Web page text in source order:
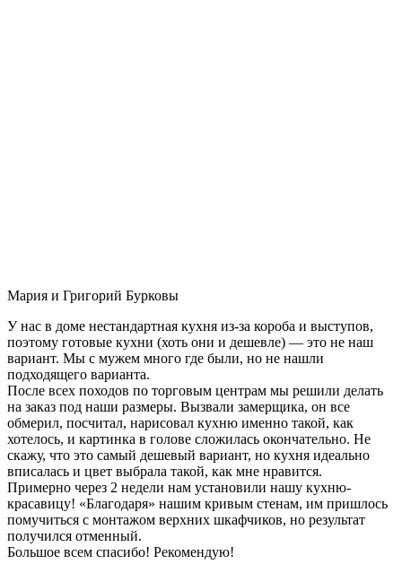
Мария и Григорий Бурковы
У нас в доме нестандартная кухня из-за короба и выступов,
поэтому готовые кухни (хоть они и дешевле) — это не наш
вариант. Мы с мужем много где были, но не нашли
подходящего варианта.
После всех походов по торговым центрам мы решили делать
на заказ под наши размеры. Вызвали замерщика, он все
обмерил, посчитал, нарисовал кухню именно такой, как
хотелось, и картинка в голове сложилась окончательно. Не
скажу, что это самый дешевый вариант, но кухня идеально
вписалась и цвет выбрала такой, как мне нравится.
Примерно через 2 недели нам установили нашу кухню-
красавицу! «Благодаря» нашим кривым стенам, им пришлось
помучиться с монтажом верхних шкафчиков, но результат
получился отменный.
Большое всем спасибо! Рекомендую!